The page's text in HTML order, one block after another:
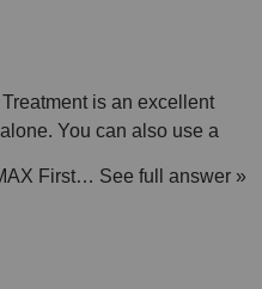
is an excellent
You can also use a
First… See full answer »